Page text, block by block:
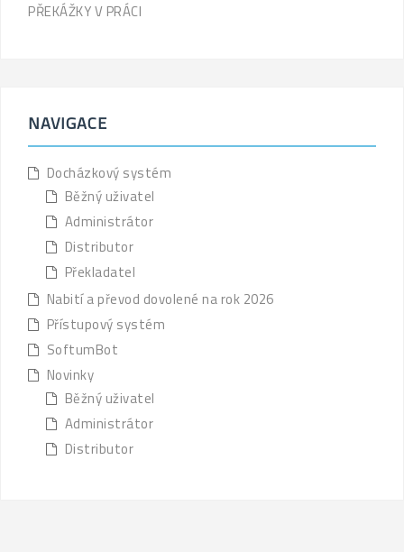
PŘEKÁŽKY V PRÁCI
NAVIGACE
Docházkový systém
Běžný uživatel
Administrátor
Distributor
Překladatel
Nabití a převod dovolené na rok 2026
Přístupový systém
SoftumBot
Novinky
Běžný uživatel
Administrátor
Distributor